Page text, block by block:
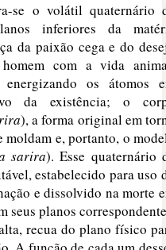
se o volátil quaternário
inferiores da
da paixão cega e do
com a vida
os átomos
da existência; o
), a forma original em
moldam e, portanto, o
sarira). Esse quaternário
estabelecido para uso
e dissolvido na morte
seus planos
recua do plano físico